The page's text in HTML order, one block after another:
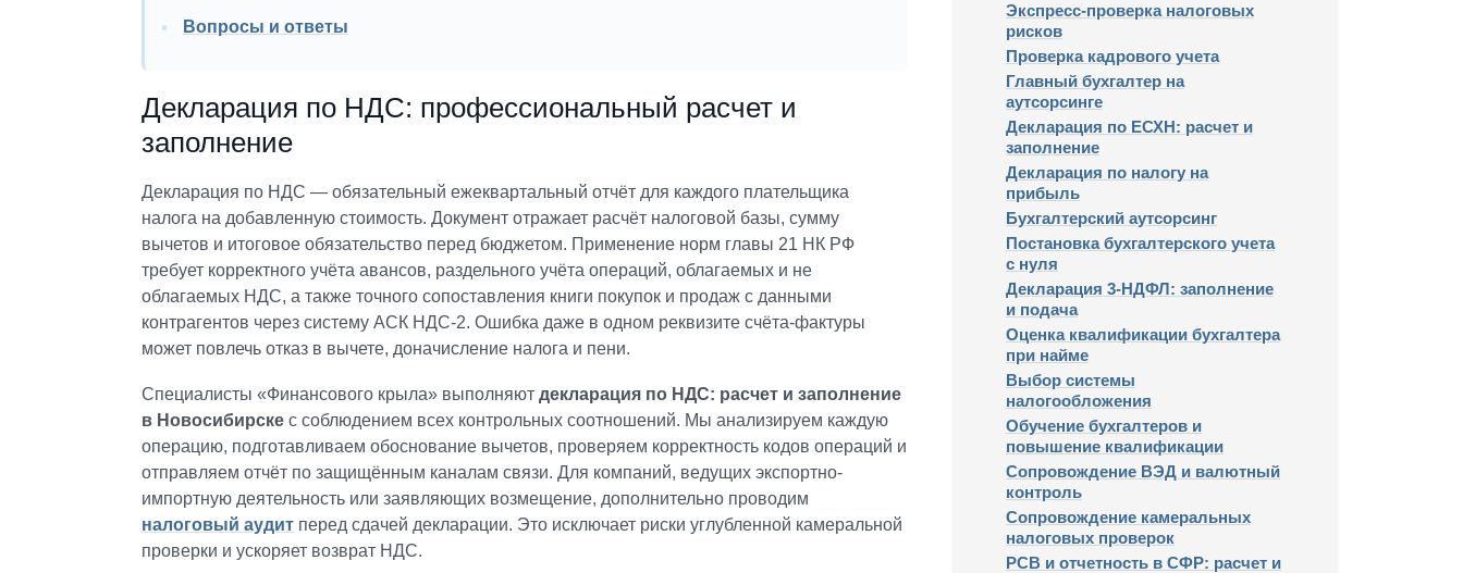
Вопросы и ответы
Декларация по НДС: профессиональный расчет и
заполнение
Декларация по НДС — обязательный ежеквартальный отчёт для каждого плательщика
налога на добавленную стоимость. Документ отражает расчёт налоговой базы, сумму
вычетов и итоговое обязательство перед бюджетом. Применение норм главы 21 НК РФ
требует корректного учёта авансов, раздельного учёта операций, облагаемых и не
облагаемых НДС, а также точного сопоставления книги покупок и продаж с данными
контрагентов через систему АСК НДС-2. Ошибка даже в одном реквизите счёта-фактуры
может повлечь отказ в вычете, доначисление налога и пени.
Специалисты «Финансового крыла» выполняют декларация по НДС: расчет и заполнение
в Новосибирске с соблюдением всех контрольных соотношений. Мы анализируем каждую
операцию, подготавливаем обоснование вычетов, проверяем корректность кодов операций и
отправляем отчёт по защищённым каналам связи. Для компаний, ведущих экспортно-
импортную деятельность или заявляющих возмещение, дополнительно проводим
налоговый аудит перед сдачей декларации. Это исключает риски углубленной камеральной
проверки и ускоряет возврат НДС.
Экспресс-проверка налоговых
рисков
Проверка кадрового учета
Главный бухгалтер на
аутсорсинге
Декларация по ЕСХН: расчет и
заполнение
Декларация по налогу на
прибыль
Бухгалтерский аутсорсинг
Постановка бухгалтерского учета
с нуля
Декларация 3-НДФЛ: заполнение
и подача
Оценка квалификации бухгалтера
при найме
Выбор системы
налогообложения
Обучение бухгалтеров и
повышение квалификации
Сопровождение ВЭД и валютный
контроль
Сопровождение камеральных
налоговых проверок
РСВ и отчетность в СФР: расчет и